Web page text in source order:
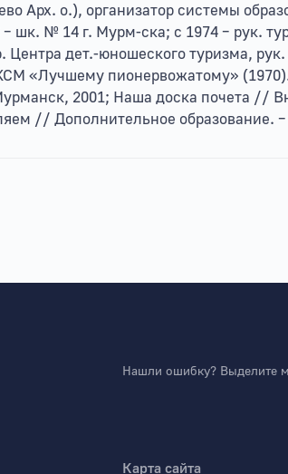
Арх. о.), организатор системы
шк. № 14 г. Мурм-ска; с 1974 – рук.
Центра дет.-юношеского туризма,
«Лучшему пионервожатому»
2001; Наша доска почета //
// Дополнительное образование.
Нашли ошибку? Выделите
Карта сайта